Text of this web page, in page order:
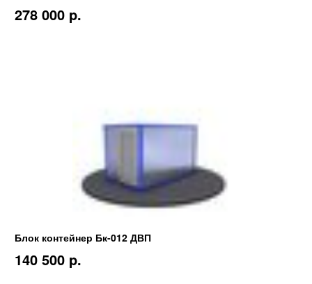
278 000 p.
Блок контейнер Бк-012 ДВП
140 500 p.